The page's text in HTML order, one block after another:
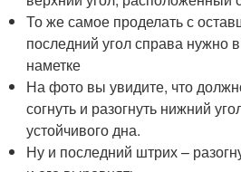
То же самое проделать с
последний угол справа нужно
наметке
На фото вы увидите, что
согнуть и разогнуть нижний
устойчивого дна.
Ну и последний штрих –